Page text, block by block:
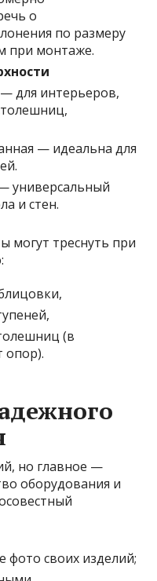
о
по размеру
при монтаже.
для интерьеров,
— идеальна для
универсальный
и стен.
могут треснуть при
(в
опор).
но главное —
оборудования и
фото своих изделий;